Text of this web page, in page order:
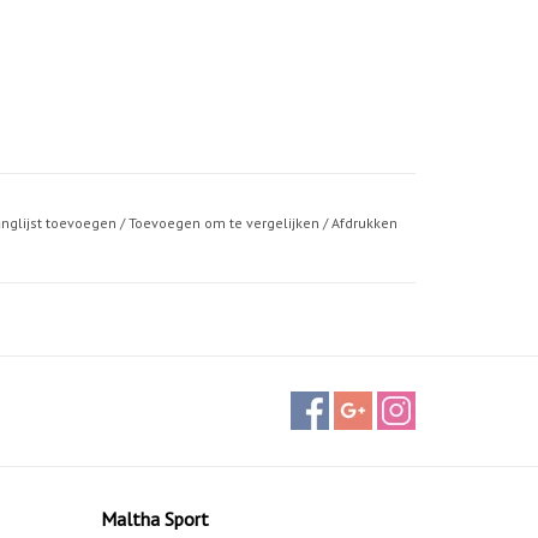
toevoegen /Toevoegen om te vergelijken /Afdrukken
Maltha Sport